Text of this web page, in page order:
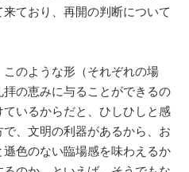
ており、再開の判断について
のような形（それぞれの場
の恵みに与ることができるの
いるからだと、ひしひしと感
、文明の利器があるから、お
色のない臨場感を味わえるか